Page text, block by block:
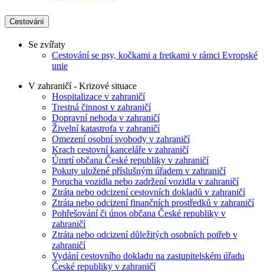
Cestování
Se zvířaty
Cestování se psy, kočkami a fretkami v rámci Evropské
unie
V zahraničí - Krizové situace
Hospitalizace v zahraničí
Trestná činnost v zahraničí
Dopravní nehoda v zahraničí
Živelní katastrofa v zahraničí
Omezení osobní svobody v zahraničí
Krach cestovní kanceláře v zahraničí
Úmrtí občana České republiky v zahraničí
Pokuty uložené příslušným úřadem v zahraničí
Porucha vozidla nebo zadržení vozidla v zahraničí
Ztráta nebo odcizení cestovních dokladů v zahraničí
Ztráta nebo odcizení finančních prostředků v zahraničí
Pohřešování či únos občana České republiky v
zahraničí
Ztráta nebo odcizení důležitých osobních potřeb v
zahraničí
Vydání cestovního dokladu na zastupitelském úřadu
České republiky v zahraničí